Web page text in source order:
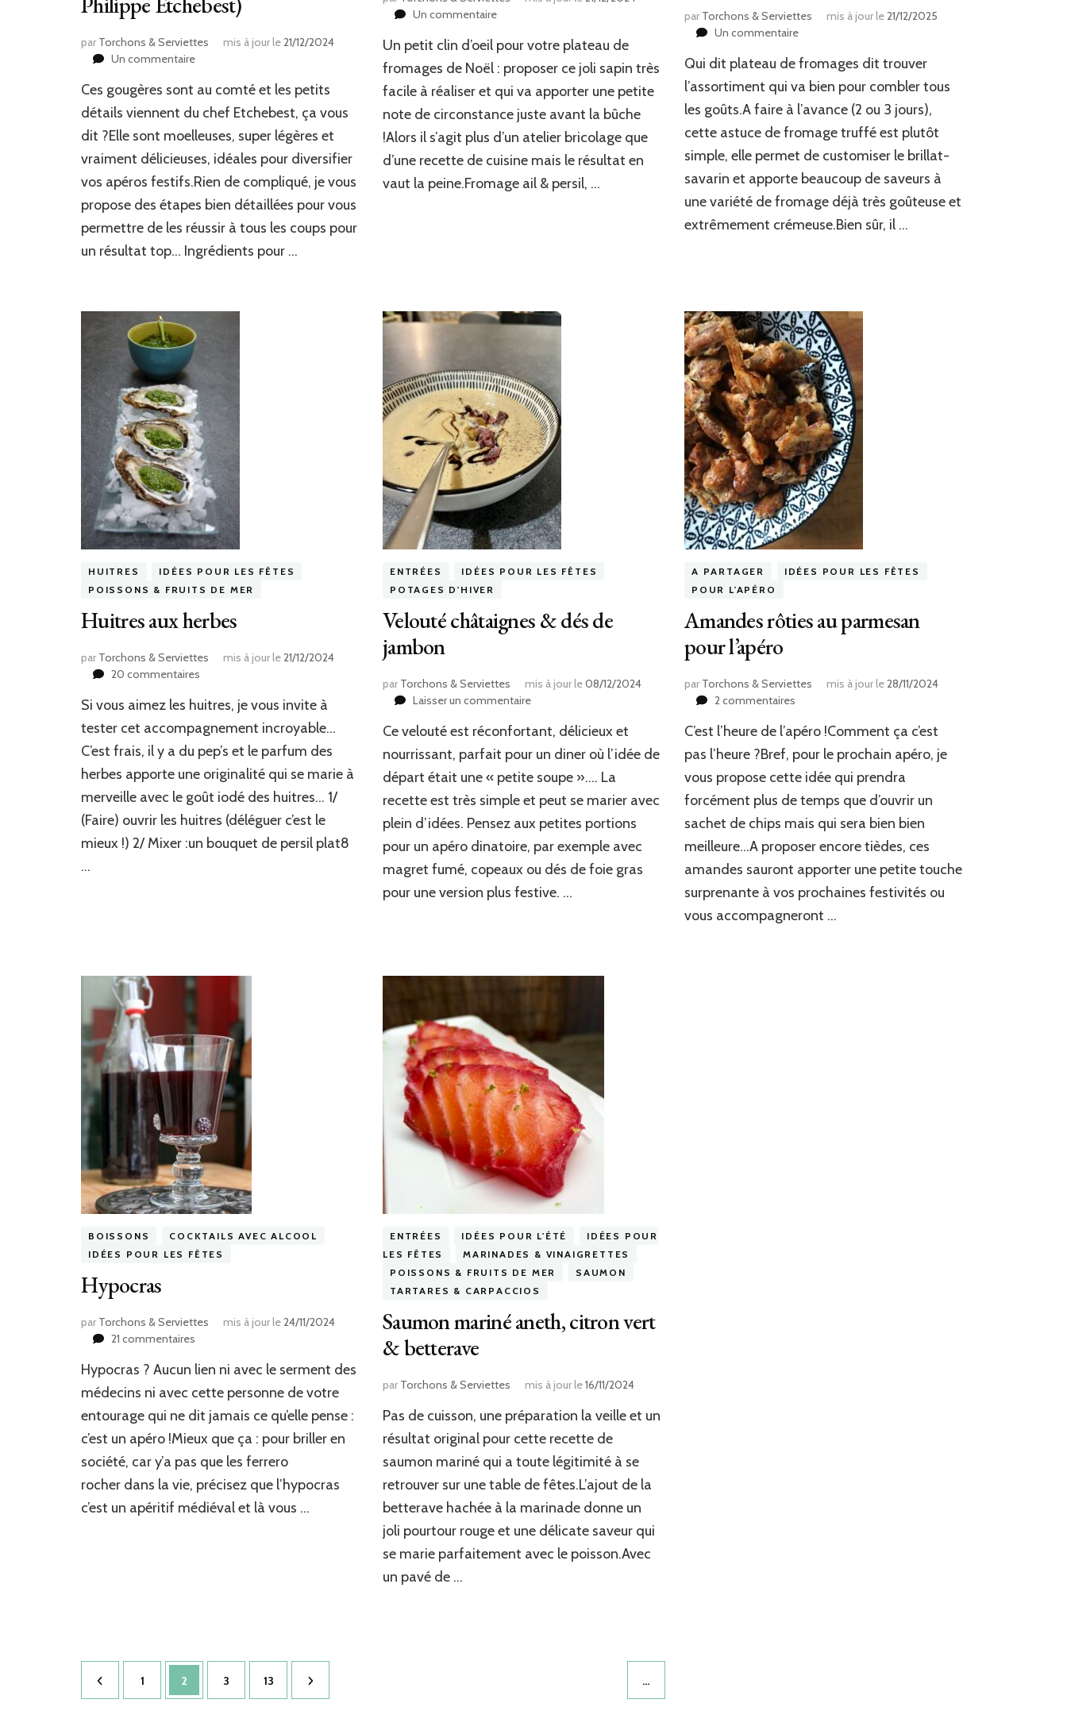
par Torchons & Serviettes mis à jour le21/12/2024
Un commentairesur
au
fromage
Philippe
Etchebest)
Ces gougères sont au comté et les petits
détails viennent du chef Etchebest, ça vous
dit ?Elle sont moelleuses, super légères et
vraiment délicieuses, idéales pour diversifier
vos apéros festifs.Rien de compliqué, je vous
propose des étapes bien détaillées pour vous
permettre de les réussir à tous les coups pour
un résultat top… Ingrédients pour …
Un commentairesur
sapin
de
Noël
pour
Noël
Un petit clin d’oeil pour votre plateau de
fromages de Noël : proposer ce joli sapin très
facile à réaliser et qui va apporter une petite
note de circonstance juste avant la bûche
!Alors il s’agit plus d’un atelier bricolage que
d’une recette de cuisine mais le résultat en
vaut la peine.Fromage ail & persil, …
par Torchons & Serviettes mis à jour le21/12/2025
Un commentairesur
Savarin
truffé
Qui dit plateau de fromages dit trouver
l’assortiment qui va bien pour combler tous
les goûts.A faire à l’avance (2 ou 3 jours),
cette astuce de fromage truffé est plutôt
simple, elle permet de customiser le brillat-
savarin et apporte beaucoup de saveurs à
une variété de fromage déjà très goûteuse et
extrêmement crémeuse.Bien sûr, il …
HUITRES
IDÉES POUR LES FÊTES
POISSONS & FRUITS DE MER
Huitres aux herbes
par Torchons & Serviettes mis à jour le21/12/2024
20 commentaires
aux
herbes
Si vous aimez les huitres, je vous invite à
tester cet accompagnement incroyable…
C’est frais, il y a du pep’s et le parfum des
herbes apporte une originalité qui se marie à
merveille avec le goût iodé des huitres… 1/
(Faire) ouvrir les huitres (déléguer c’est le
mieux !) 2/ Mixer :un bouquet de persil plat8
…
ENTRÉES
IDÉES POUR LES FÊTES
POTAGES D'HIVER
Velouté châtaignes & dés de
jambon
par Torchons & Serviettes mis à jour le08/12/2024
Laisser un commentairesur
châtaignes
&
de
jambon
Ce velouté est réconfortant, délicieux et
nourrissant, parfait pour un diner où l’idée de
départ était une « petite soupe »…. La
recette est très simple et peut se marier avec
plein d’idées. Pensez aux petites portions
pour un apéro dinatoire, par exemple avec
magret fumé, copeaux ou dés de foie gras
pour une version plus festive. …
A PARTAGER
IDÉES POUR LES FÊTES
POUR L'APÉRO
Amandes rôties au parmesan
pour l’apéro
par Torchons & Serviettes mis à jour le28/11/2024
2 commentairessur
rôties
au
parmesan
pour
l’apéro
C’est l’heure de l’apéro !Comment ça c’est
pas l’heure ?Bref, pour le prochain apéro, je
vous propose cette idée qui prendra
forcément plus de temps que d’ouvrir un
sachet de chips mais qui sera bien bien
meilleure…A proposer encore tièdes, ces
amandes sauront apporter une petite touche
surprenante à vos prochaines festivités ou
vous accompagneront …
BOISSONS
COCKTAILS AVEC ALCOOL
IDÉES POUR LES FÊTES
Hypocras
par Torchons & Serviettes mis à jour le24/11/2024
21 commentaires
Hypocras ? Aucun lien ni avec le serment des
médecins ni avec cette personne de votre
entourage qui ne dit jamais ce qu’elle pense :
c’est un apéro !Mieux que ça : pour briller en
société, car y’a pas que les ferrero
rocher dans la vie, précisez que l’hypocras
c’est un apéritif médiéval et là vous …
ENTRÉES IDÉES POUR L'ÉTÉ
IDÉES POUR
LES FÊTES
MARINADES & VINAIGRETTES
POISSONS & FRUITS DE MER
SAUMON
TARTARES & CARPACCIOS
Saumon mariné aneth, citron vert
& betterave
par Torchons & Serviettes mis à jour le16/11/2024
Pas de cuisson, une préparation la veille et un
résultat original pour cette recette de
saumon mariné qui a toute légitimité à se
retrouver sur une table de fêtes.L’ajout de la
betterave hachée à la marinade donne un
joli pourtour rouge et une délicate saveur qui
se marie parfaitement avec le poisson.Avec
un pavé de …
Pagination
des
Page
1 Page
2 Page
3 …
Page
13